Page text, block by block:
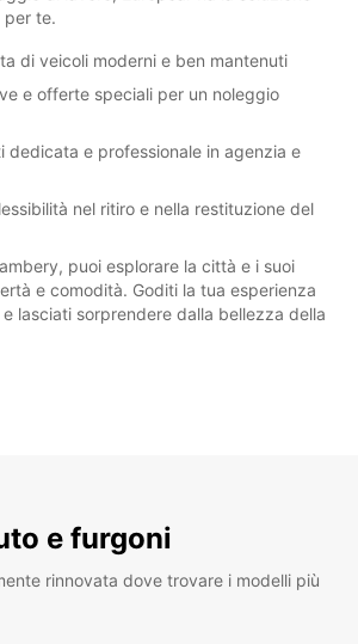
te.
di veicoli moderni e ben mantenuti
e offerte speciali per un noleggio
dedicata e professionale in agenzia e
nel ritiro e nella restituzione del
puoi esplorare la città e i suoi
e comodità. Goditi la tua esperienza
lasciati sorprendere dalla bellezza della
e furgoni
rinnovata dove trovare i modelli più